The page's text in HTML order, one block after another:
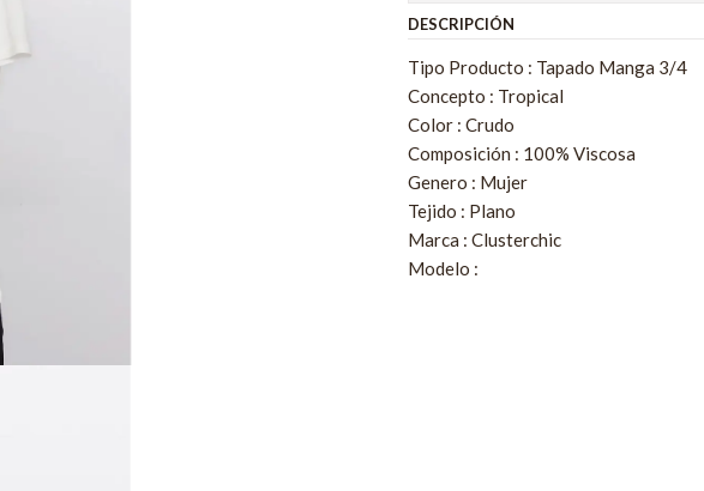
DESCRIPCIÓN
Tipo Producto : Tapado Manga 3/4
Concepto : Tropical
Color : Crudo
Composición : 100% Viscosa
Genero : Mujer
Tejido : Plano
Marca : Clusterchic
Modelo :